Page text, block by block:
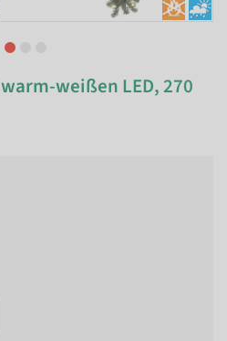
weißen LED, 270